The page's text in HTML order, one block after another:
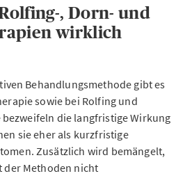
, Dorn- und
wirklich
Behandlungsmethode gibt es
sowie bei Rolfing und
die langfristige Wirkung
sie eher als kurzfristige
Zusätzlich wird bemängelt,
der Methoden nicht